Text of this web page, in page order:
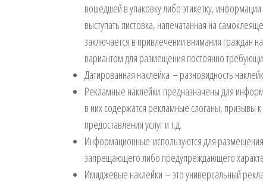
вошедшей в упаковку либо этикетку,
выступать листовка, напечатанная на
заключается в привлечении внимания граждан
вариантом для размещения постоянно
Датированная наклейка – разновидность
Рекламные наклейки предназначены для
в них содержатся рекламные слоганы, призывы
предоставления услуг и т.д.
Информационные используются для
запрещающего либо предупреждающего
Имиджевые наклейки – это универсальный